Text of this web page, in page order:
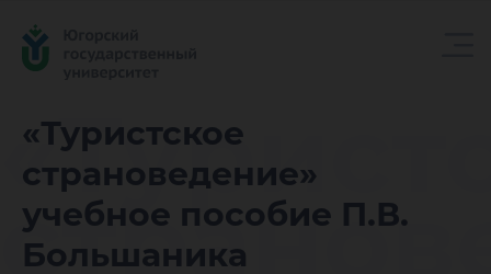
«Туристское
страноведение»
учебное пособие П.В.
Большаника